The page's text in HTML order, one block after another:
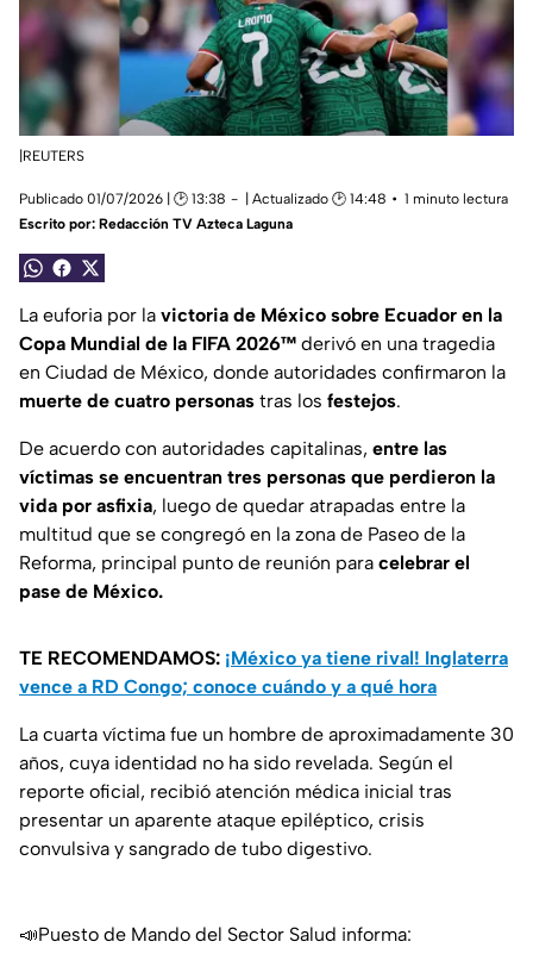
|REUTERS
Publicado 01/07/2026 | 🕑 13:38 | Actualizado 🕑 14:48
1 minuto lectura
Escrito por: Redacción TV Azteca Laguna
La euforia por la victoria de México sobre Ecuador en la
Copa Mundial de la FIFA 2026™ derivó en una tragedia
en Ciudad de México, donde autoridades confirmaron la
muerte de cuatro personas tras los festejos.
De acuerdo con autoridades capitalinas, entre las
víctimas se encuentran tres personas que perdieron la
vida por asfixia, luego de quedar atrapadas entre la
multitud que se congregó en la zona de Paseo de la
Reforma, principal punto de reunión para celebrar el
pase de México.
TE RECOMENDAMOS: ¡México ya tiene rival! Inglaterra
vence a RD Congo; conoce cuándo y a qué hora
La cuarta víctima fue un hombre de aproximadamente 30
años, cuya identidad no ha sido revelada. Según el
reporte oficial, recibió atención médica inicial tras
presentar un aparente ataque epiléptico, crisis
convulsiva y sangrado de tubo digestivo.
📣Puesto de Mando del Sector Salud informa: